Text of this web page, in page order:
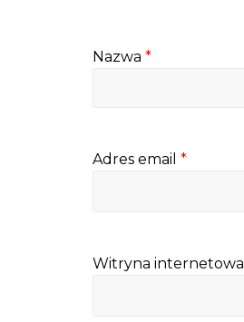
Nazwa *
Adres email *
Witryna internetowa